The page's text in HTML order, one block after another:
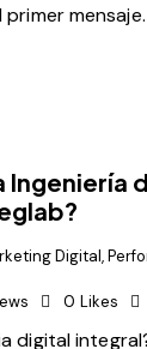
mensaje.
Ingeniería
Digital,
0 Likes
digital